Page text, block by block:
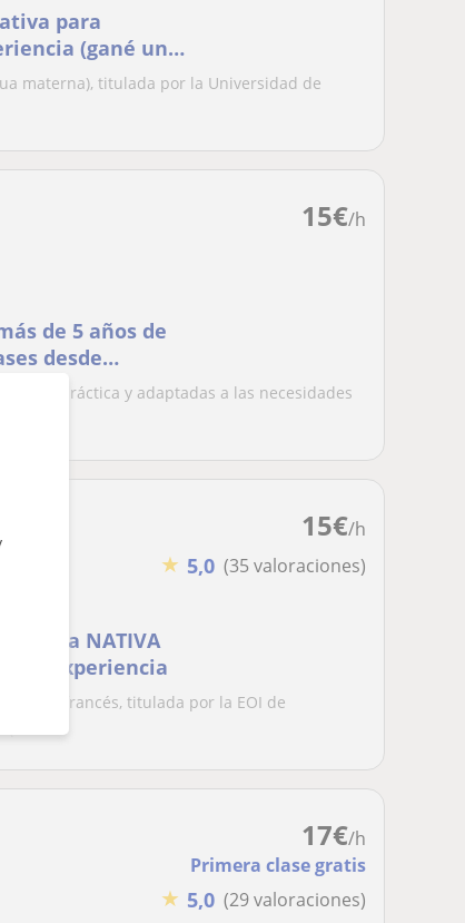
para
(gané un
materna), titulada por la Universidad de
15€/h
de 5 años de
desde
práctica y adaptadas a las necesidades
15€/h
★ 5,0 (35 valoraciones)
NATIVA
de experiencia
francés, titulada por la EOI de
17€/h
Primera clase gratis
★ 5,0 (29 valoraciones)